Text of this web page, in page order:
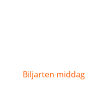
Biljarten middag